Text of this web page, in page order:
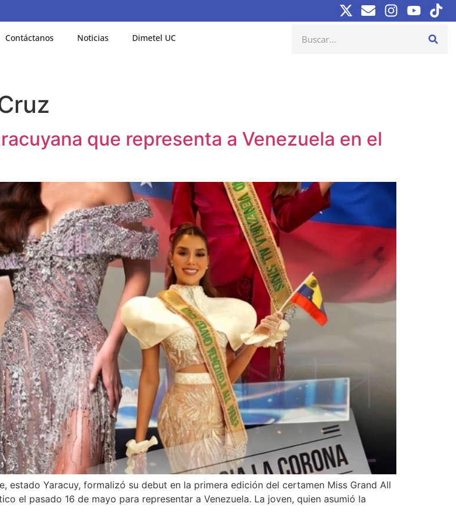
Contáctanos Noticias Dimetel UC
que representa a Venezuela en el
estado Yaracuy, formalizó su debut en la primera edición del certamen Miss Grand All
el pasado 16 de mayo para representar a Venezuela. La joven, quien asumió la